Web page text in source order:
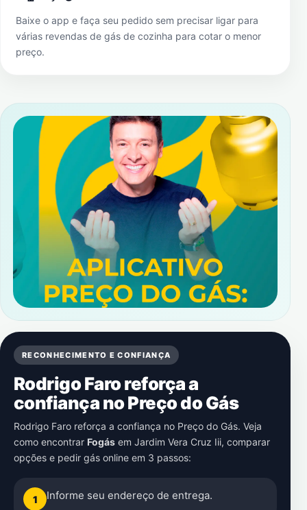
Baixe o app e faça seu pedido sem precisar ligar para
várias revendas de gás de cozinha para cotar o menor
preço.
RECONHECIMENTO E CONFIANÇA
Rodrigo Faro reforça a
confiança no Preço do Gás
Rodrigo Faro reforça a confiança no Preço do Gás. Veja
como encontrar Fogás em Jardim Vera Cruz Iii, comparar
opções e pedir gás online em 3 passos:
1 Informe seu endereço de entrega.